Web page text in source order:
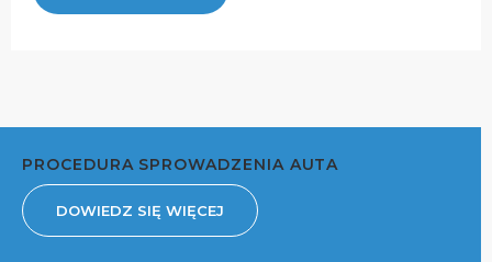
PROCEDURA SPROWADZENIA AUTA
DOWIEDZ SIĘ WIĘCEJ